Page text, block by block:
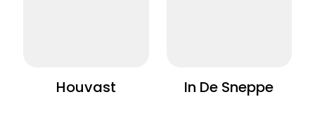
Houvast In De Sneppe